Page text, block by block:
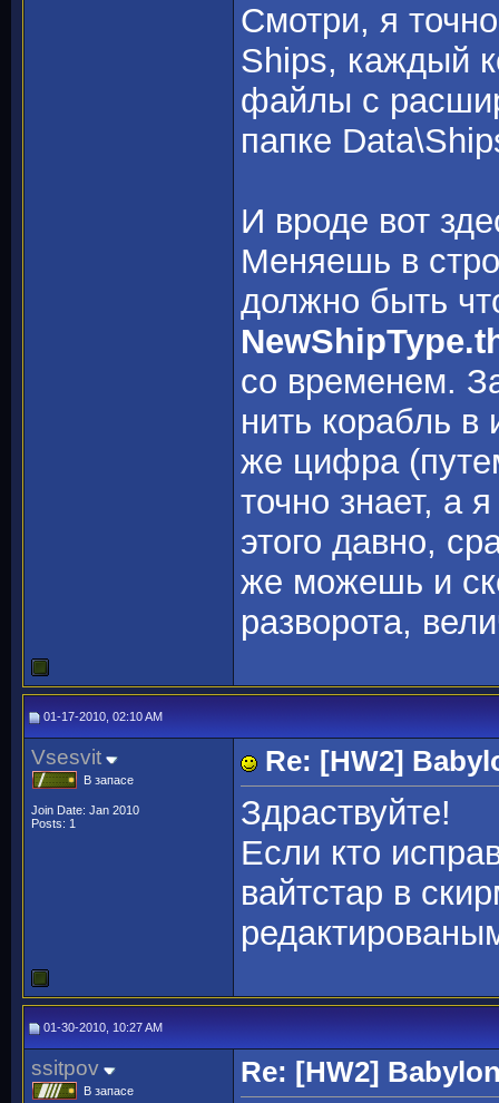
Смотри, я
Ships, каждый
файлы с
папке
И вроде вот
Меняешь в
должно быть
со временем.
нить корабль в
же цифра
точно знает, а
этого давно,
же можешь и
разворота,
01-17-2010, 02:10 AM
Vsesvit
В запасе
Join Date: Jan 2010
Posts: 1
Re: [HW2]
Здраствуйте!
Если кто
вайтстар в
01-30-2010, 10:27 AM
ssitpov
В запасе
Re: [HW2]